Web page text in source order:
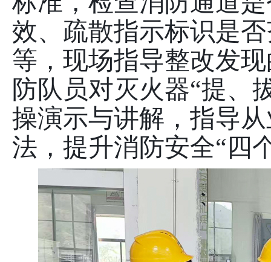
效、疏散指示标识是
等，现场指导整改发
防队员对灭火器“提、
操演示与讲解，指导
法，提升消防安全“ 四